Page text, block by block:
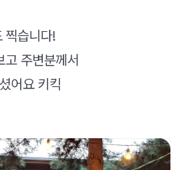
찍습니다!
고 주변분께서
어요 키킥